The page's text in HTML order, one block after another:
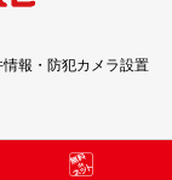
報・防犯カメラ設置